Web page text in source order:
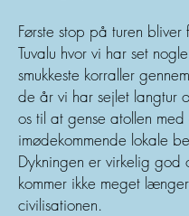
Første stop på turen bliver
Tuvalu hvor vi har set
smukkeste korraller
de år vi har sejlet langtur
os til at gense atollen
imødekommende lokale
Dykningen er virkelig god
kommer ikke meget
civilisationen.